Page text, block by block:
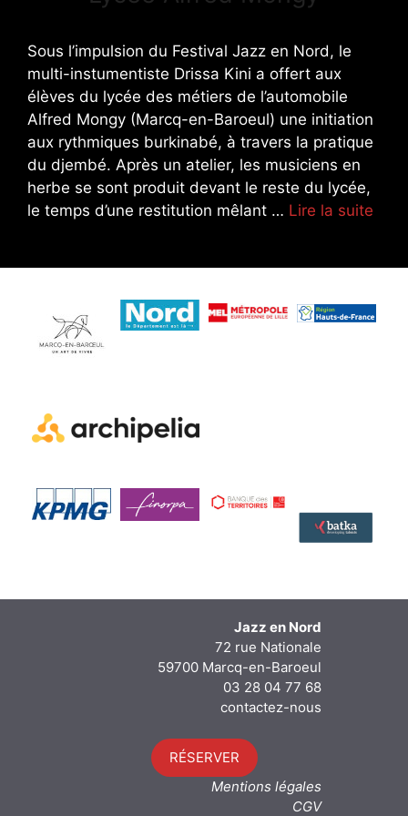
Sous l’impulsion du Festival Jazz en Nord, le
multi-instumentiste Drissa Kini a offert aux
élèves du lycée des métiers de l’automobile
Alfred Mongy (Marcq-en-Baroeul) une initiation
aux rythmiques burkinabé, à travers la pratique
du djembé. Après un atelier, les musiciens en
herbe se sont produit devant le reste du lycée,
le temps d’une restitution mêlant … Lire la suite
Jazz en Nord
72 rue Nationale
59700 Marcq-en-Baroeul
03 28 04 77 68
contactez-nous
RÉSERVER
Mentions légales
CGV